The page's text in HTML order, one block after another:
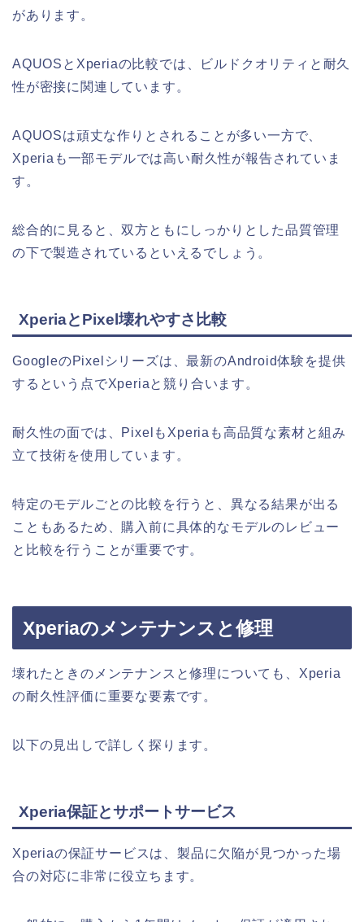
があります。
AQUOSとXperiaの比較では、ビルドクオリティと耐久
性が密接に関連しています。
AQUOSは頑丈な作りとされることが多い一方で、
Xperiaも一部モデルでは高い耐久性が報告されていま
す。
総合的に見ると、双方ともにしっかりとした品質管理
の下で製造されているといえるでしょう。
XperiaとPixel壊れやすさ比較
GoogleのPixelシリーズは、最新のAndroid体験を提供
するという点でXperiaと競り合います。
耐久性の面では、PixelもXperiaも高品質な素材と組み
立て技術を使用しています。
特定のモデルごとの比較を行うと、異なる結果が出る
こともあるため、購入前に具体的なモデルのレビュー
と比較を行うことが重要です。
Xperiaのメンテナンスと修理
壊れたときのメンテナンスと修理についても、Xperia
の耐久性評価に重要な要素です。
以下の見出しで詳しく探ります。
Xperia保証とサポートサービス
Xperiaの保証サービスは、製品に欠陥が見つかった場
合の対応に非常に役立ちます。